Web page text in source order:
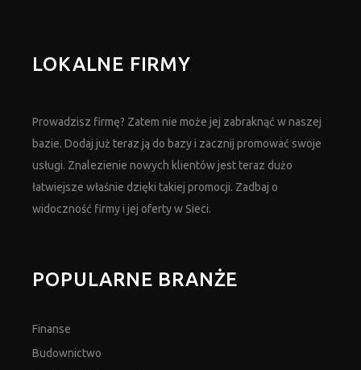
LOKALNE FIRMY
Prowadzisz firmę? Zatem nie może jej zabraknąć w naszej
bazie. Dodaj już teraz ją do bazy i zacznij promować swoje
usługi. Znalezienie nowych klientów jest teraz dużo
łatwiejsze właśnie dzięki takiej promocji. Zadbaj o
widoczność firmy i jej oferty w Sieci.
POPULARNE BRANŻE
Finanse
Budownictwo